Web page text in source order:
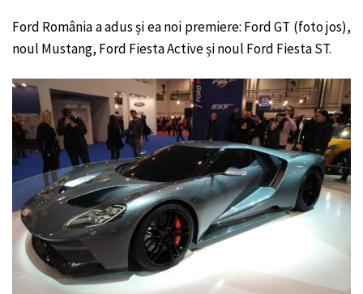
Ford România a adus și ea noi premiere: Ford GT (foto jos),
noul Mustang, Ford Fiesta Active și noul Ford Fiesta ST.